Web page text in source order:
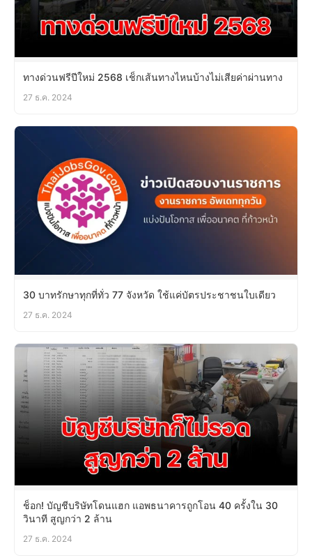
ทางด่วนฟรีปีใหม่ 2568 เช็กเส้นทางไหนบ้างไม่เสียค่าผ่านทาง
27 ธ.ค. 2024
30 บาทรักษาทุกที่ทั่ว 77 จังหวัด ใช้แค่บัตรประชาชนใบเดียว
27 ธ.ค. 2024
ช็อก! บัญชีบริษัทโดนแฮก แอพธนาคารถูกโอน 40 ครั้งใน 30
วินาที สูญกว่า 2 ล้าน
27 ธ.ค. 2024